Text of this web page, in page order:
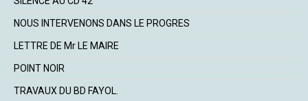
NOUS INTERVENONS DANS LE PROGRES
LETTRE DE Mr LE MAIRE
POINT NOIR
TRAVAUX DU BD FAYOL.